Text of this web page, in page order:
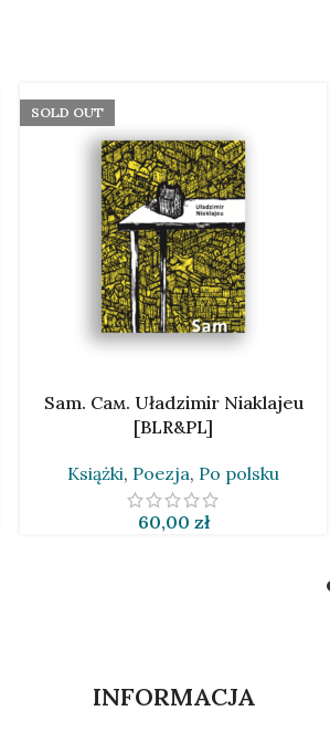
SOLD OUT
DOWIEDZ SIĘ WIĘCEJ
Sam. Сам. Uładzimir Niaklajeu
[BLR&PL]
Książki, Poezja, Po polsku
60,00 zł
INFORMACJA